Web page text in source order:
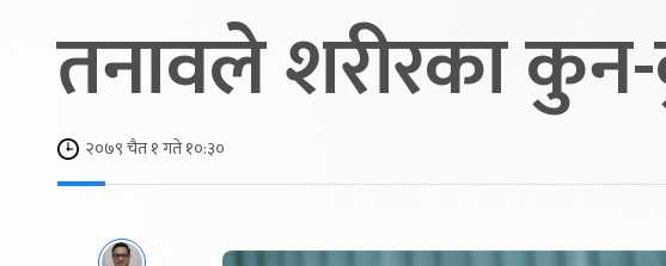
तनावले शरीरका
२०७९ चैत १ गते १०:३०